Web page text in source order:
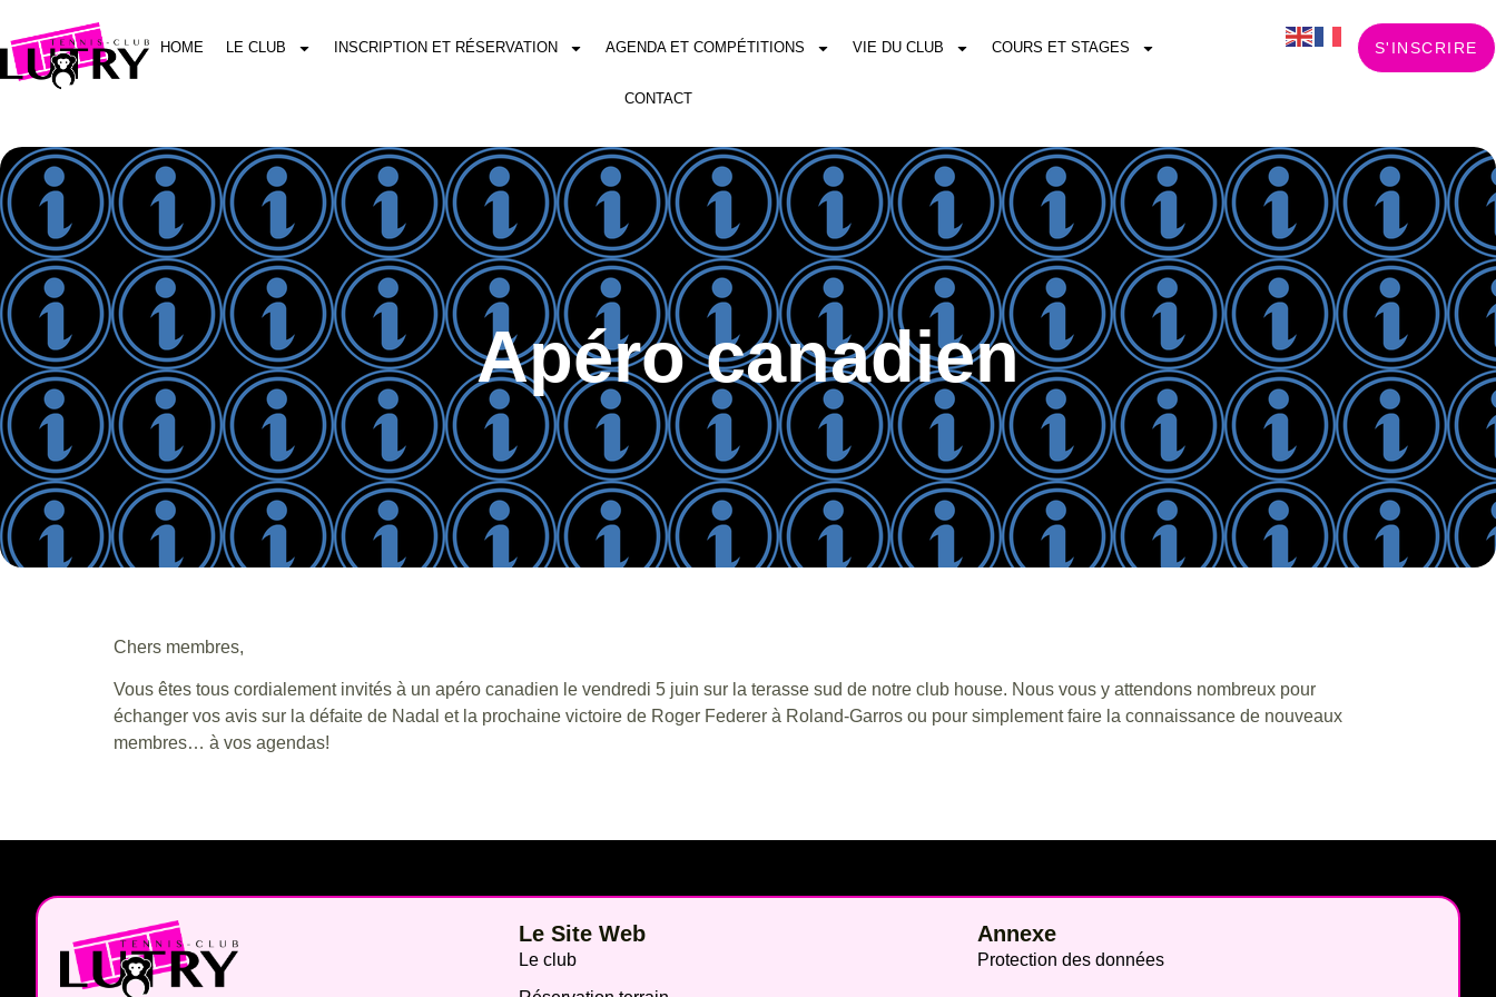
HOME LE CLUB INSCRIPTION ET RÉSERVATION AGENDA ET COMPÉTITIONS VIE DU CLUB COURS ET STAGES
CONTACT
S'INSCRIRE
Apéro canadien
Chers membres,
Vous êtes tous cordialement invités à un apéro canadien le vendredi 5 juin sur la terasse sud de notre club house. Nous vous y attendons nombreux pour
échanger vos avis sur la défaite de Nadal et la prochaine victoire de Roger Federer à Roland-Garros ou pour simplement faire la connaissance de nouveaux
membres… à vos agendas!
Le Site Web
Le club
Annexe
Protection des données